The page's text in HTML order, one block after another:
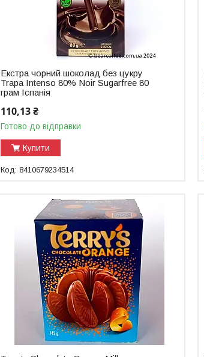
Екстра чорний шоколад без цукру
Trapa Intenso 80% Noir Sugarfree 80
грам Іспанія
110,13 ₴
Готово до відправки
Купити
8410679234514